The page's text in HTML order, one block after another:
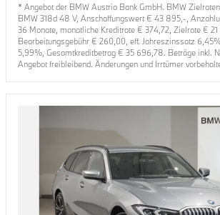
* Angebot der BMW Austria Bank GmbH. BMW
BMW 318d 48 V, Anschaffungswert € 43 895 ,-,
36 Monate, monatliche Kreditrate € 374,72 , Zielrate €
Bearbeitungsgebühr € 260,00 , eff. Jahreszinssatz 6,45
5,99%, Gesamtkreditbetrag € 35 696,78. Beträge inkl.
Angebot freibleibend. Änderungen und Irrtümer